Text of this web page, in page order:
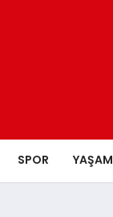
SPOR YAŞAM